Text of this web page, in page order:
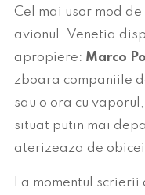
Cel mai usor mod
avionul. Venetia
apropiere: Marco
zboara companiile
sau o ora cu
situat putin mai
aterizeaza de
La momentul